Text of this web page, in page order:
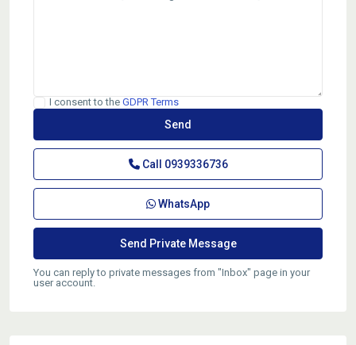
I consent to the GDPR Terms
Call 0939336736
WhatsApp
You can reply to private messages from "Inbox" page in your
user account.